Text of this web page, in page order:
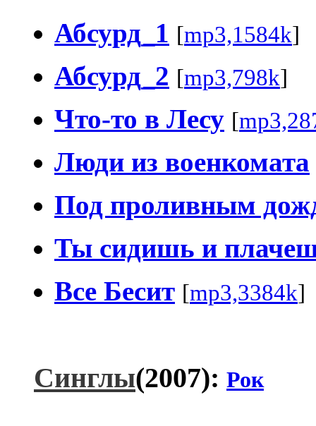
Абсурд_1 [mp3,1584k]
Абсурд_2 [mp3,798k]
Что-то в Лесу [
Люди из военкомата
Под проливным
Ты сидишь и
Все Бесит [mp3,3384k]
Синглы(2007): Рок